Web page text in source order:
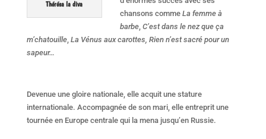
Thérésa la diva
chansons comme La femme à
barbe, C’est dans le nez que ça
m’chatouille, La Vénus aux carottes, Rien n’est sacré pour un
sapeur…
Devenue une gloire nationale, elle acquit une stature
internationale. Accompagnée de son mari, elle entreprit une
tournée en Europe centrale qui la mena jusqu’en Russie.